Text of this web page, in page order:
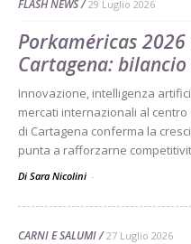
FLASH NEWS 29 Luglio 2026
Porkaméricas 2026
Cartagena:
Innovazione, intelligenza
mercati internazionali al centro
di Cartagena conferma la
punta a rafforzarne
Di Sara Nicolini -
CARNI E SALUMI 27 Luglio 2026